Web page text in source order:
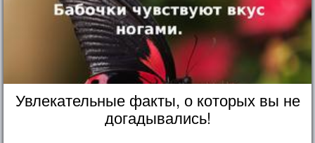
Увлекательные факты, о которых вы не
догадывались!